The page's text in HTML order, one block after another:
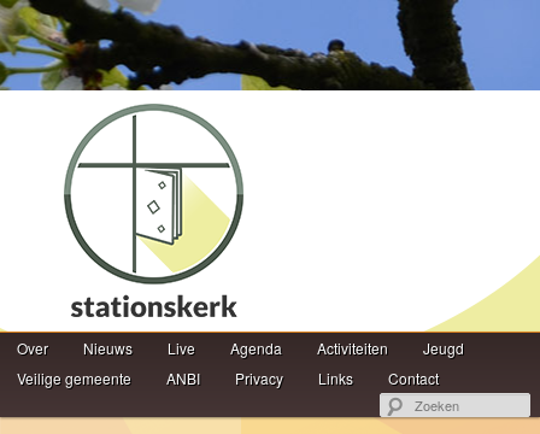
Hoofdmenu
Spring naar de primaire inhoud
Spring naar de secundaire inhoud
Over Nieuws Live Agenda Activiteiten
Jeugd
Veilige gemeente
ANBI Privacy Links Contact